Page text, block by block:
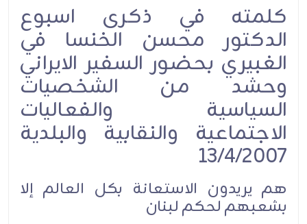
كلمته في ذكرى اسبوع
الدكتور محسن الخنسا في
الغبيري بحضور السفير الايراني
وحشد من الشخصيات
السياسية والفعاليات
الاجتماعية والنقابية والبلدية
13/4/2007
هم يريدون الاستعانة بكل العالم إلا
بشعبهم لحكم لبنان